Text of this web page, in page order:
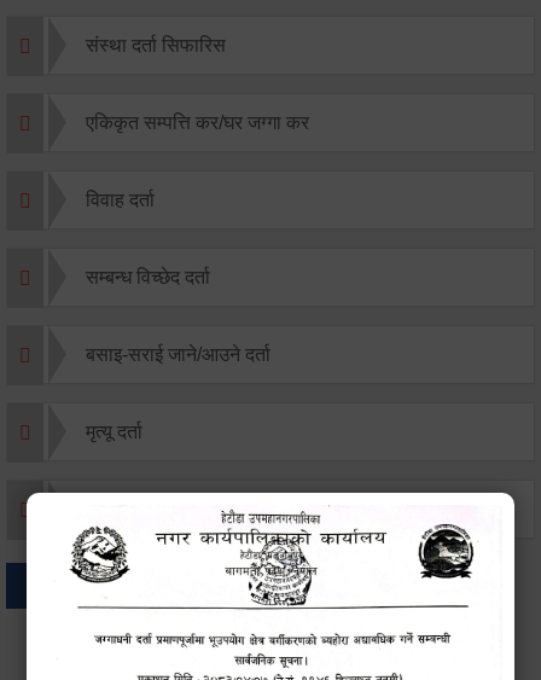
संस्था दर्ता सिफारिस
एकिकृत सम्पत्ति कर/घर जग्गा कर
विवाह दर्ता
सम्बन्ध विच्छेद दर्ता
बसाइ-सराई जाने/आउने दर्ता
मृत्यू दर्ता
थप विवरणहरु